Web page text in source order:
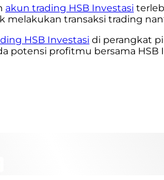
akun trading HSB Investasi
melakukan transaksi trading
HSB Investasi di perangkat
potensi profitmu bersama HSB